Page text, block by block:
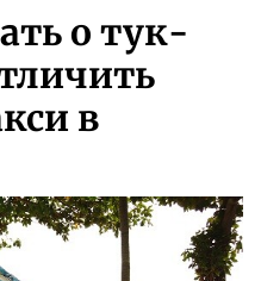
о тук-
в